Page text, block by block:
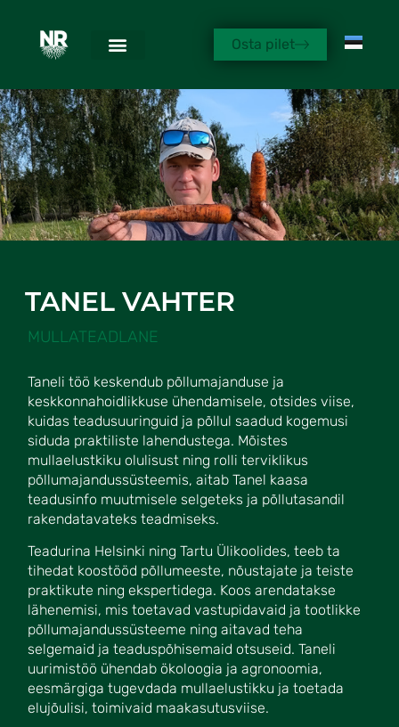
Osta pilet
TANEL VAHTER
MULLATEADLANE
Taneli töö keskendub põllumajanduse ja
keskkonnahoidlikkuse ühendamisele, otsides viise,
kuidas teadusuuringuid ja põllul saadud kogemusi
siduda praktiliste lahendustega. Mõistes
mullaelustkiku olulisust ning rolli terviklikus
põllumajandussüsteemis, aitab Tanel kaasa
teadusinfo muutmisele selgeteks ja põllutasandil
rakendatavateks teadmiseks.
Teadurina Helsinki ning Tartu Ülikoolides, teeb ta
tihedat koostööd põllumeeste, nõustajate ja teiste
praktikute ning ekspertidega. Koos arendatakse
lähenemisi, mis toetavad vastupidavaid ja tootlikke
põllumajandussüsteeme ning aitavad teha
selgemaid ja teaduspõhisemaid otsuseid. Taneli
uurimistöö ühendab ökoloogia ja agronoomia,
eesmärgiga tugevdada mullaelustikku ja toetada
elujõulisi, toimivaid maakasutusviise.